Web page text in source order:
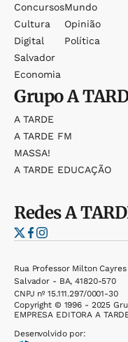
Concursos
Cultura
Digital
Salvador
Economia
Mundo
Opinião
Política
GrupoA
A TARDE
A TARDE FM
MASSA!
A TARDE EDUCAÇÃO
RedesA
Rua Professor Milton
Salvador - BA, 41820-570
CNPJ nº 15.111.297/0001-30
Copyright © 1996 - 2025
EMPRESA EDITORA A
Desenvolvido por: